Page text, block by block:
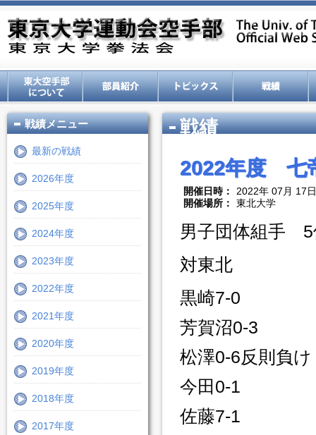
戦績メニュー
最新の戦績
2026年度
2025年度
2024年度
2023年度
2022年度
2021年度
2020年度
2019年度
2018年度
2017年度
戦績
2022年度 七
開催日時：
2022年 07月 17日
開催場所：
東北大学
男子団体組手 5
対東北
黒崎7-0
芳賀沼0-3
松澤0-6反則負け
今田0-1
佐藤7-1